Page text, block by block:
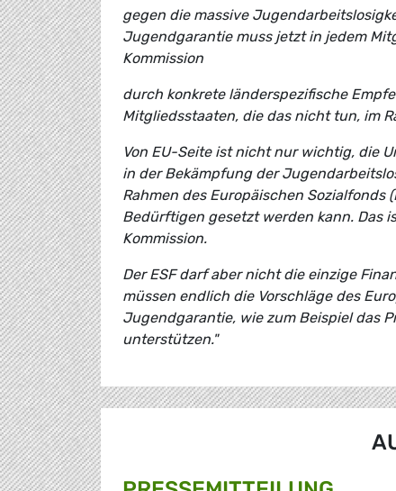
gegen die massive
Jugendgarantie muss jetzt in jedem
Kommission
durch konkrete länderspezifische
Mitgliedsstaaten, die das nicht tun, im
Von EU-Seite ist nicht nur wichtig, die
in der Bekämpfung der
Rahmen des Europäischen Sozialfonds
Bedürftigen gesetzt werden kann. Das
Kommission.
Der ESF darf aber nicht die einzige
müssen endlich die Vorschläge des
Jugendgarantie, wie zum Beispiel das
unterstützen."